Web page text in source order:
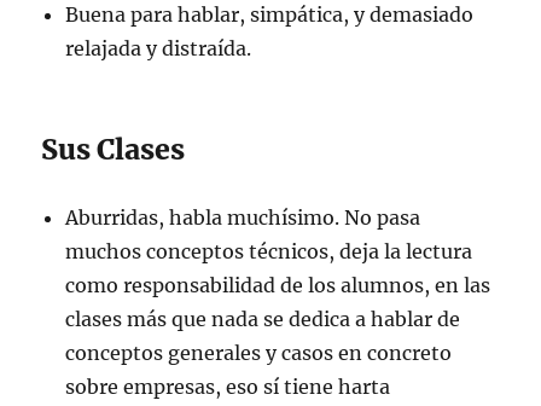
Buena para hablar, simpática, y demasiado
relajada y distraída.
Sus Clases
Aburridas, habla muchísimo. No pasa
muchos conceptos técnicos, deja la lectura
como responsabilidad de los alumnos, en las
clases más que nada se dedica a hablar de
conceptos generales y casos en concreto
sobre empresas, eso sí tiene harta